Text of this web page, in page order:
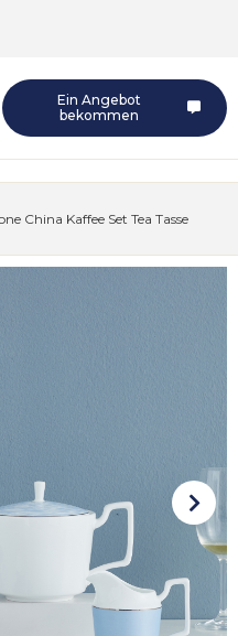
Ein Angebot
bekommen
China Kaffee Set Tea Tasse